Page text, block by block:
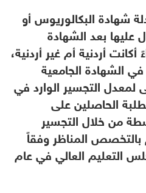
شهادة البكالوريوس أو
عليها بعد الشهادة
أردنية أم غير أردنية،
الشهادة الجامعية
لمعدل التجسير الوارد في
الحاصلين على
من خلال التجسير
بالتخصص المناظر وفقاً
التعليم العالي في عام